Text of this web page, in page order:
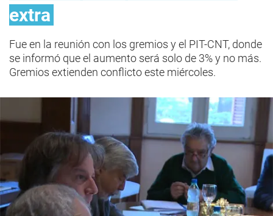
extra
Fue en la reunión con los gremios y el PIT-CNT, donde
se informó que el aumento será solo de 3% y no más.
Gremios extienden conflicto este miércoles.